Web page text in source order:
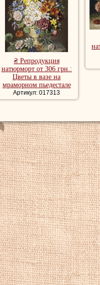
₴ Репродукция
натюрморт от 306 грн.:
Цветы в вазе на
мраморном пьедестале
Артикул: 017313